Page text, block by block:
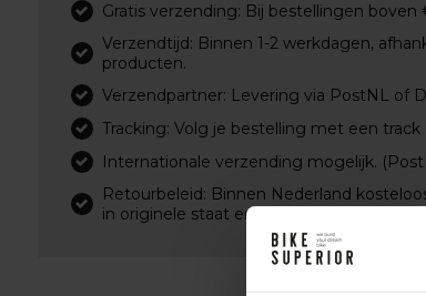
Gratis verzending: Bij bestellingen boven
Verzendtijd: Binnen 1-2 werkdagen,
producten.
Verzendpartner: Levering via PostNL of
Tracking: Volg je bestelling met een track
Internationale verzending mogelijk.
Retourbeleid: Binnen Nederland
in originele staat en verpakking.